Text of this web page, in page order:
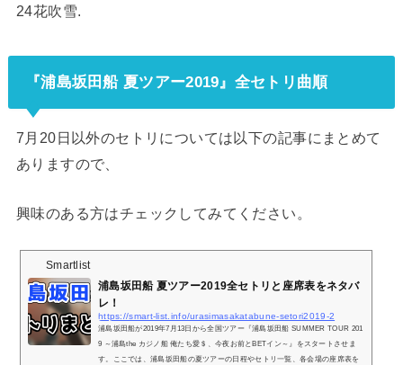
24花吹雪.
『浦島坂田船 夏ツアー2019』全セトリ曲順
7月20日以外のセトリについては以下の記事にまとめて
ありますので、
興味のある方はチェックしてみてください。
Smartlist
浦島坂田船 夏ツアー2019全セトリと座席表をネタバ
レ！
https://smart-list.info/urasimasakatabune-setori2019-2
浦島坂田船が2019年7月13日から全国ツアー『浦島坂田船 SUMMER TOUR 201
9 ～浦島the カジノ船 俺たち愛＄、今夜お前とBETイン～』をスタートさせま
す。ここでは、浦島坂田船の夏ツアーの日程やセトリ一覧、各会場の座席表を